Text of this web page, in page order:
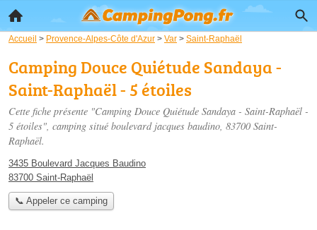
Accueil > Provence-Alpes-Côte d'Azur > Var > Saint-Raphaël
Camping Douce Quiétude Sandaya -
Saint-Raphaël - 5 étoiles
Cette fiche présente "Camping Douce Quiétude Sandaya - Saint-Raphaël -
5 étoiles", camping situé boulevard jacques baudino, 83700 Saint-
Raphaël.
3435 Boulevard Jacques Baudino
83700 Saint-Raphaël
📞 Appeler ce camping